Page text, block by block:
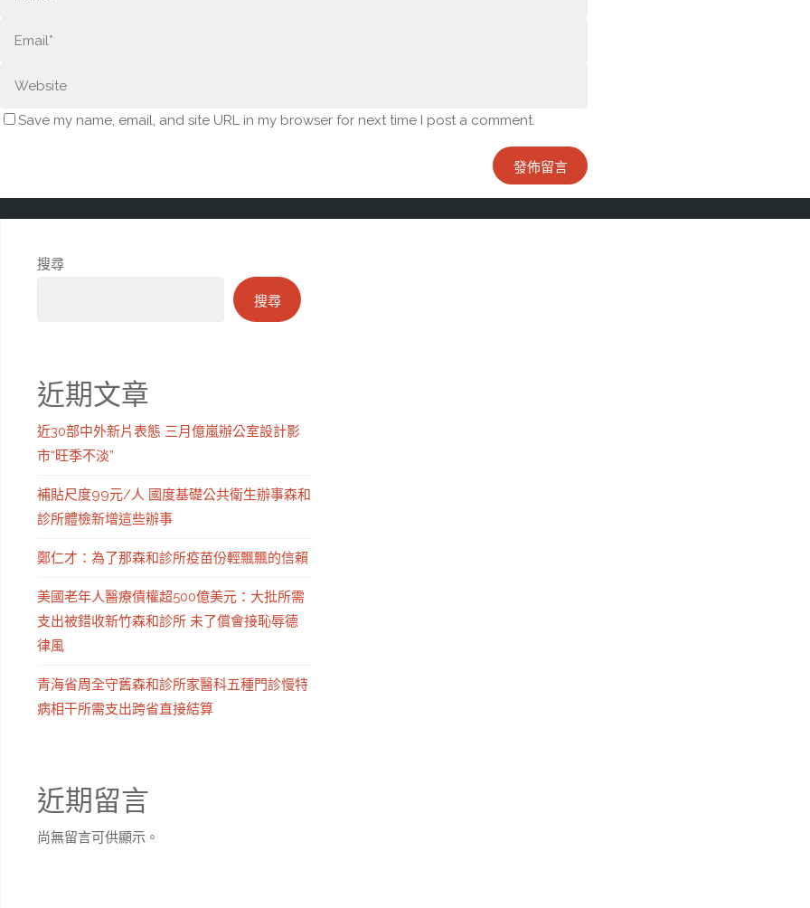
Save my name, email, and site URL in my browser for next time I post a comment.
搜尋
搜尋
近期文章
近30部中外新片表態 三月億嵐辦公室設計影
市“旺季不淡”
補貼尺度99元/人 國度基礎公共衛生辦事森和
診所體檢新增這些辦事
鄭仁才：為了那森和診所疫苗份輕飄飄的信賴
美國老年人醫療債權超500億美元：大批所需
支出被錯收新竹森和診所 未了償會接恥辱德
律風
青海省周全守舊森和診所家醫科五種門診慢特
病相干所需支出跨省直接結算
近期留言
尚無留言可供顯示。